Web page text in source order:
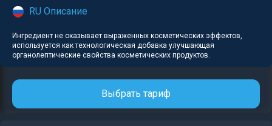
RU Описание
Ингредиент не оказывает выраженных косметических эффектов,
используется как технологическая добавка улучшающая
органолептические свойства косметических продуктов.
Выбрать тариф